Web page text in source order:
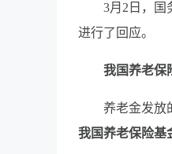
3月2日，国务
进行了回应。
我国养老保
养老金发放的
我国养老保险基